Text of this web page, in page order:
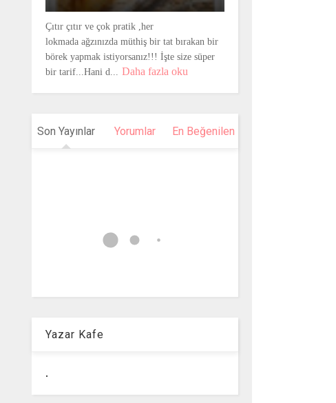
Çıtır çıtır ve çok pratik ,her
lokmada ağzınızda müthiş bir tat bırakan bir
börek yapmak istiyorsanız!!! İşte size süper
bir tarif...Hani d... Daha fazla oku
Son Yayınlar Yorumlar En Beğenilen
Yazar Kafe
.